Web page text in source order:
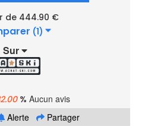
de 444.90 €
(1)
Sur
% Aucun avis
Alerte Partager